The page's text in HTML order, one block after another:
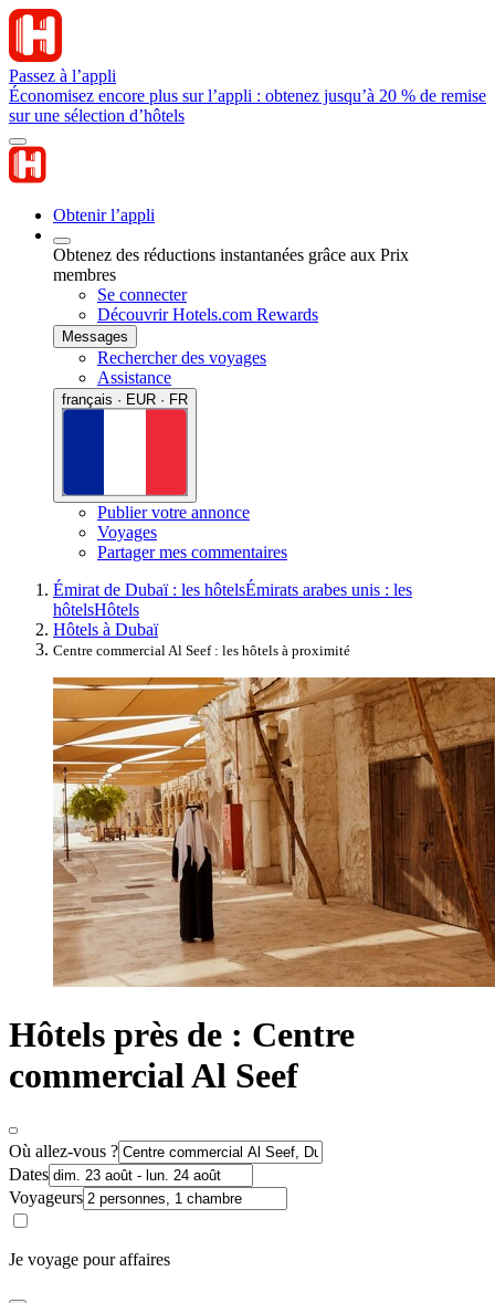
Passez à l’appli
Économisez encore plus sur l’appli : obtenez jusqu’à 20 % de remise
sur une sélection d’hôtels
Obtenir l’appli
Obtenez des réductions instantanées grâce aux Prix
membres
Se connecter
Découvrir Hotels.com Rewards
Messages
Rechercher des voyages
Assistance
français · EUR · FR
Publier votre annonce
Voyages
Partager mes commentaires
Émirat de Dubaï : les hôtelsÉmirats arabes unis : les
hôtelsHôtels
Hôtels à Dubaï
Centre commercial Al Seef : les hôtels à proximité
Hôtels près de : Centre
commercial Al Seef
Où allez-vous ?
Dates
Voyageurs
Je voyage pour affaires